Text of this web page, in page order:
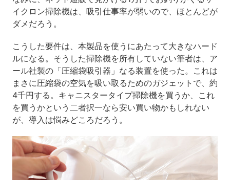
イクロン掃除機は、吸引仕事率が弱いので、ほとんどが
ダメだろう。
こうした要件は、本製品を使うにあたって大きなハード
ルになる。そうした掃除機を所有していない筆者は、ア
ール社製の「圧縮袋吸引器」なる装置を使った。これは
まさに圧縮袋の空気を吸い取るためのガジェットで、約
4千円する。キャニスタータイプ掃除機を買うか、これ
を買うかという二者択一なら安い買い物かもしれない
が、導入は悩みどころだろう。